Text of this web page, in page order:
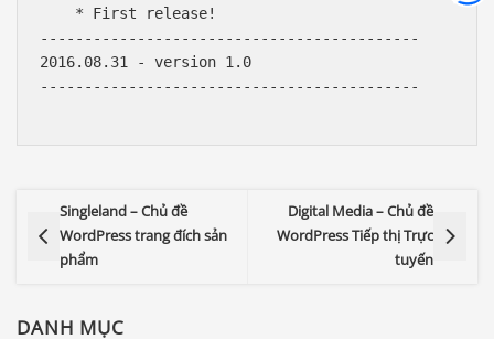
    * First release!
-------------------------------------------
2016.08.31 - version 1.0
-------------------------------------------
Singleland – Chủ đề
WordPress trang đích sản
phẩm
Digital Media – Chủ đề
WordPress Tiếp thị Trực
tuyến
DANH MỤC